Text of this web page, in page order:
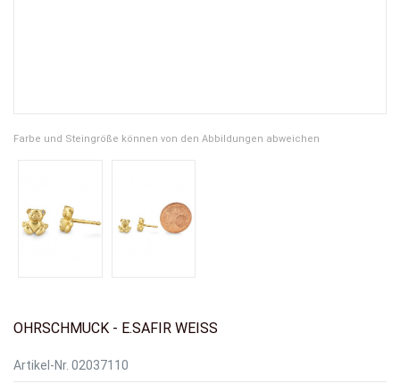
Farbe und Steingröße können von den Abbildungen abweichen
OHRSCHMUCK - E.SAFIR WEISS
Artikel-Nr. 02037110